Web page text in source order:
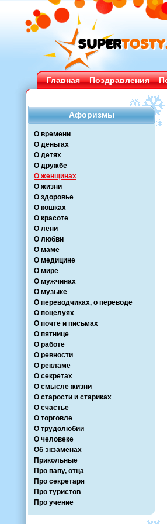
Главная Поздравления
Афоризмы
О времени
О деньгах
О детях
О дружбе
О женщинах
О жизни
О здоровье
О кошках
О красоте
О лени
О любви
О маме
О медицине
О мире
О мужчинах
О музыке
О переводчиках, о переводе
О поцелуях
О почте и письмах
О пятнице
О работе
О ревности
О рекламе
О секретах
О смысле жизни
О старости и стариках
О счастье
О торговле
О трудолюбии
О человеке
Об экзаменах
Прикольные
Про папу, отца
Про секретаря
Про туристов
Про учение